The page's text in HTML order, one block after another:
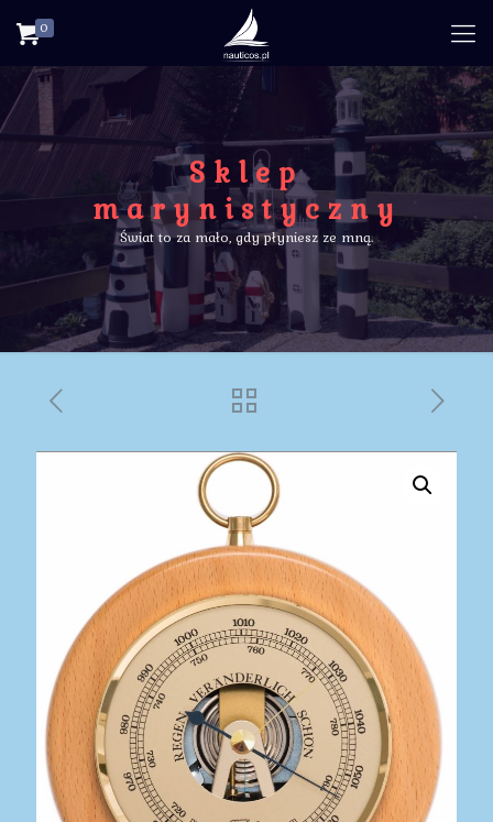
0
Sklep
marynistyczny
Świat to za mało, gdy płyniesz ze mną.